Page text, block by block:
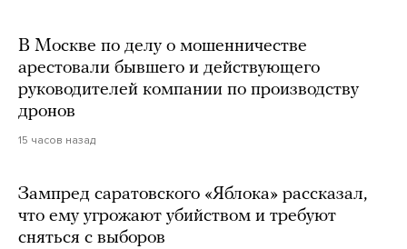
В Москве по делу о мошенничестве
арестовали бывшего и действующего
руководителей компании по производству
дронов
15 часов назад
Зампред саратовского «Яблока» рассказал,
что ему угрожают убийством и требуют
сняться с выборов